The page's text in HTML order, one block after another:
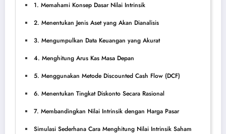
1. Memahami Konsep Dasar Nilai Intrinsik
2. Menentukan Jenis Aset yang Akan Dianalisis
3. Mengumpulkan Data Keuangan yang Akurat
4. Menghitung Arus Kas Masa Depan
5. Menggunakan Metode Discounted Cash Flow (DCF)
6. Menentukan Tingkat Diskonto Secara Rasional
7. Membandingkan Nilai Intrinsik dengan Harga Pasar
Simulasi Sederhana Cara Menghitung Nilai Intrinsik Saham